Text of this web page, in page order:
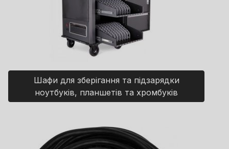
Шафи для зберігання та підзарядки
ноутбуків, планшетів та хромбуків